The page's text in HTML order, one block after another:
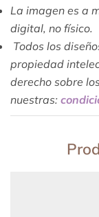
La imagen es a
digital, no físico.
Todos los
propiedad
derecho sobre
nuestras: